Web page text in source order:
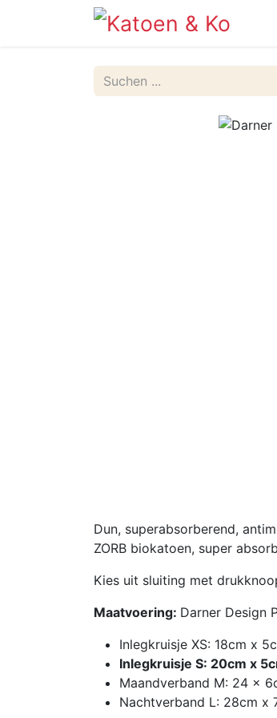
Dun, superabsorberend,
ZORB biokatoen, super
Kies uit sluiting met
Maatvoering: Darner Design
Inlegkruisje XS: 18cm x
Inlegkruisje S: 20cm x
Maandverband M: 24 x
Nachtverband L: 28cm x